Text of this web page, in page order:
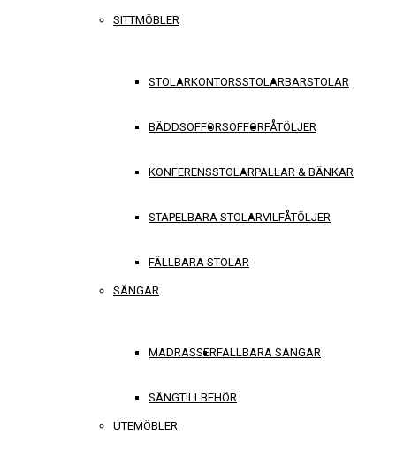
SITTMÖBLER
STOLARKONTORSSTOLARBARSTOLAR
BÄDDSOFFORSOFFORFÅTÖLJER
KONFERENSSTOLARPALLAR & BÄNKAR
STAPELBARA STOLARVILFÅTÖLJER
FÄLLBARA STOLAR
SÄNGAR
MADRASSERFÄLLBARA SÄNGAR
SÄNGTILLBEHÖR
UTEMÖBLER